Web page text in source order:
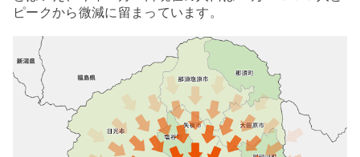
ピークから微減に留まっています。